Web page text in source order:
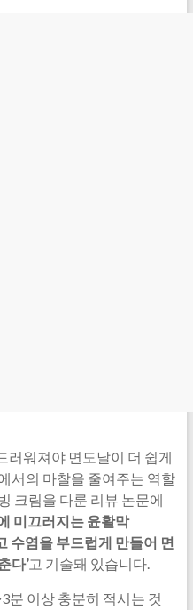
러워져야 면도날이 더 쉽게
서의 마찰을 줄여주는 역할
크림을 다룬 리뷰 논문에
미끄러지는 윤활막
수염을 부드럽게 만들어 면
다’고 기술돼 있습니다.
분 이상 충분히 적시는 것